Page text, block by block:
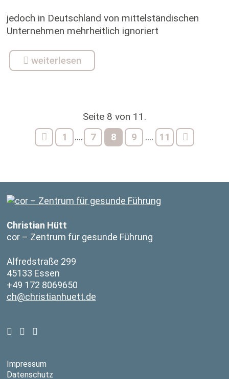
jedoch in Deutschland von mittelständischen
Unternehmen mehrheitlich ignoriert
weiterlesen
Seite 8 von 11.
1
.... 7 8 9 .... 11
Christian Hütt
cor – Zentrum für gesunde Führung
Alfredstraße 299
45133 Essen
+49 172 8069650
ch@christianhuett.de
Impressum
Datenschutz